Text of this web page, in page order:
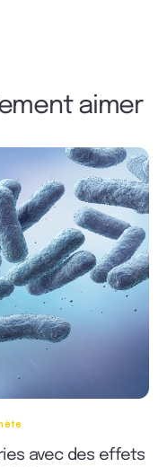
aimer
avec des effets